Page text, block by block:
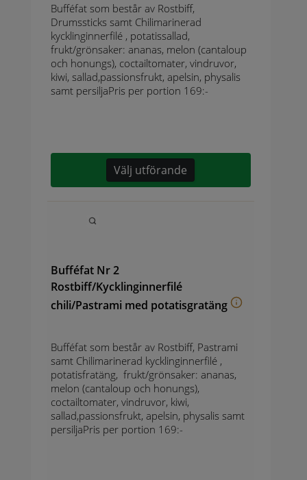
Bufféfat som består av Rostbiff,
Drumssticks samt Chilimarinerad
kycklinginnerfilé , potatissallad,
frukt/grönsaker: ananas, melon (cantaloup
och honungs), coctailtomater, vindruvor,
kiwi, sallad,passionsfrukt, apelsin, physalis
samt persiljaPris per portion 169:-
Välj utförande
Bufféfat Nr 2
Rostbiff/Kycklinginnerfilé
chili/Pastrami med potatisgratäng
Bufféfat som består av Rostbiff, Pastrami
samt Chilimarinerad kycklinginnerfilé ,
potatisfratäng, frukt/grönsaker: ananas,
melon (cantaloup och honungs),
coctailtomater, vindruvor, kiwi,
sallad,passionsfrukt, apelsin, physalis samt
persiljaPris per portion 169:-